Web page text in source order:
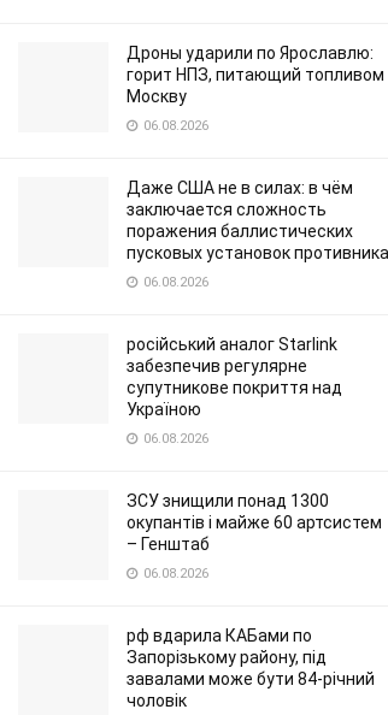
Дроны ударили по Ярославлю:
горит НПЗ, питающий топливом
Москву
06.08.2026
Даже США не в силах: в чём
заключается сложность
поражения баллистических
пусковых установок противника
06.08.2026
російський аналог Starlink
забезпечив регулярне
супутникове покриття над
Україною
06.08.2026
ЗСУ знищили понад 1300
окупантів і майже 60 артсистем
– Генштаб
06.08.2026
рф вдарила КАБами по
Запорізькому району, під
завалами може бути 84-річний
чоловік